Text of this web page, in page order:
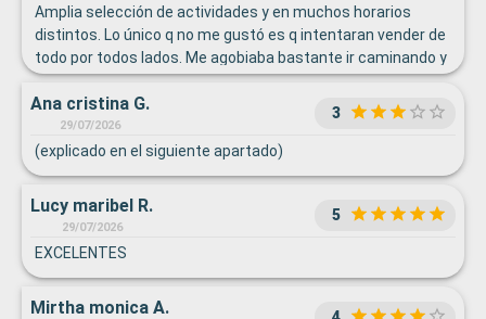
Amplia selección de actividades y en muchos horarios
distintos. Lo único q no me gustó es q intentaran vender de
todo por todos lados. Me agobiaba bastante ir caminando y
diciendo q no a ambos lados. Pero el trato, impecable.
Ana cristina G.
29/07/2026
3
(explicado en el siguiente apartado)
Lucy maribel R.
29/07/2026
5
EXCELENTES
Mirtha monica A.